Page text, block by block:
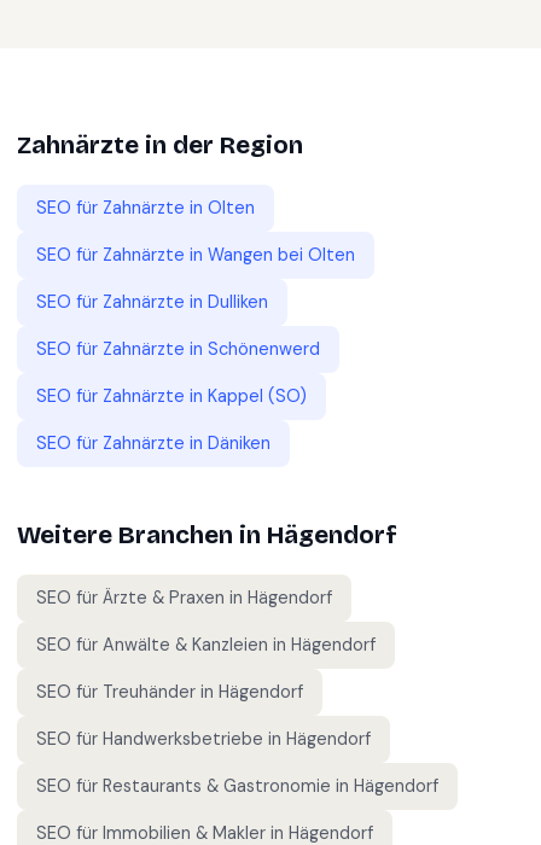
Zahnärzte in der Region
SEO für Zahnärzte in Olten
SEO für Zahnärzte in Wangen bei Olten
SEO für Zahnärzte in Dulliken
SEO für Zahnärzte in Schönenwerd
SEO für Zahnärzte in Kappel (SO)
SEO für Zahnärzte in Däniken
Weitere Branchen in Hägendorf
SEO für Ärzte & Praxen in Hägendorf
SEO für Anwälte & Kanzleien in Hägendorf
SEO für Treuhänder in Hägendorf
SEO für Handwerksbetriebe in Hägendorf
SEO für Restaurants & Gastronomie in Hägendorf
SEO für Immobilien & Makler in Hägendorf